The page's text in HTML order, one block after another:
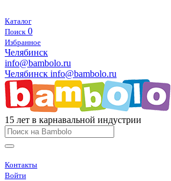
Каталог
Поиск 0
Избранное
Челябинск
info@bambolo.ru
Челябинск info@bambolo.ru
15 лет в карнавальной индустрии
Контакты
Войти